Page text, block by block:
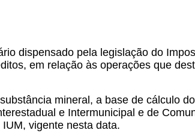
dispensado pela legislação do
em relação às operações que
mineral, a base de cálculo
e Intermunicipal e de
vigente nesta data.